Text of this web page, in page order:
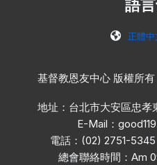
語
正體中
基督教恩友中心 版權所
地址：台北市大安區忠孝
E-Mail：
電話：(02) 2751-
總會聯絡時間：Am